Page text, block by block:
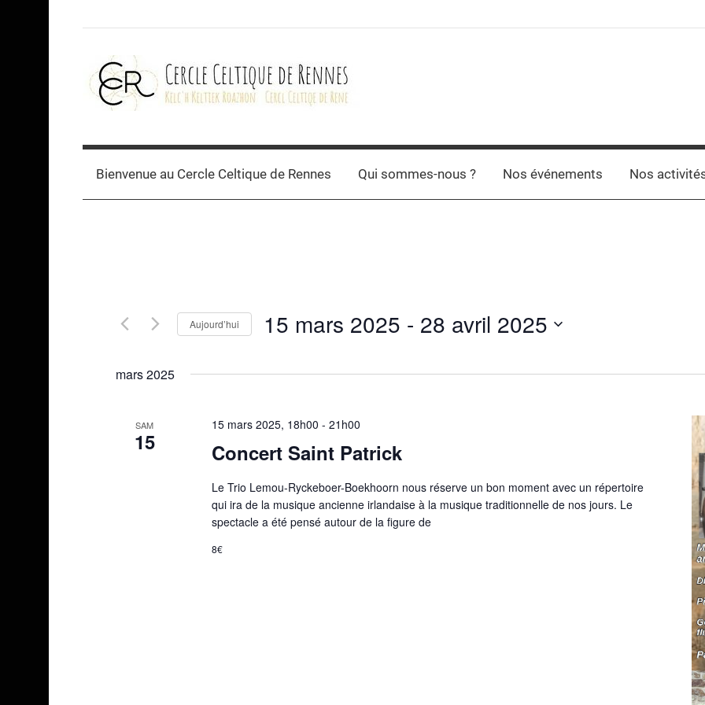
Cercle
celtique
Bienvenue au Cercle Celtique de Rennes Qui sommes-nous ? Nos événements Nos
Aujourd’hui 15 mars 2025 - 28 avril 2025
une
mars 2025
SAM
15
15 mars 2025, 18h00 - 21h00
Concert Saint Patrick
Le Trio Lemou-Ryckeboer-Boekhoorn nous réserve un bon moment avec un répertoire
qui ira de la musique ancienne irlandaise à la musique traditionnelle de nos jours. Le
spectacle a été pensé autour de la figure de
8€